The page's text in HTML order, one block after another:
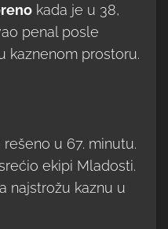
kada je u 38,
penal posle
kaznenom prostoru.
u 67. minutu.
ekipi Mladosti.
najstrožu kaznu u